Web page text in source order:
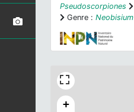
Pseudoscorpiones
Genre : Neobisium
+